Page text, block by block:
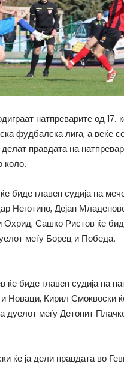
натпреварите од 17.
фудбалска лига, а веќе
делат правдата на
коло.
биде главен судија на
Неготино, Дејан
Охрид, Сашко Ристов ќе
меѓу Борец и Победа.
ќе биде главен судија на
Новаци, Кирил Смоквоски
дуелот меѓу Детонит
ќе ја дели правдата во